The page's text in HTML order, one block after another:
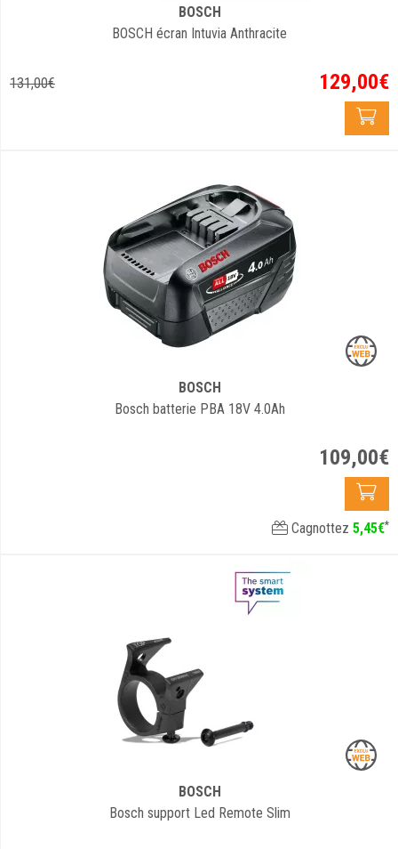
BOSCH
BOSCH écran Intuvia Anthracite
131,00€ 129,00€
BOSCH
Bosch batterie PBA 18V 4.0Ah
109,00€
Cagnottez 5,45€*
BOSCH
Bosch support Led Remote Slim